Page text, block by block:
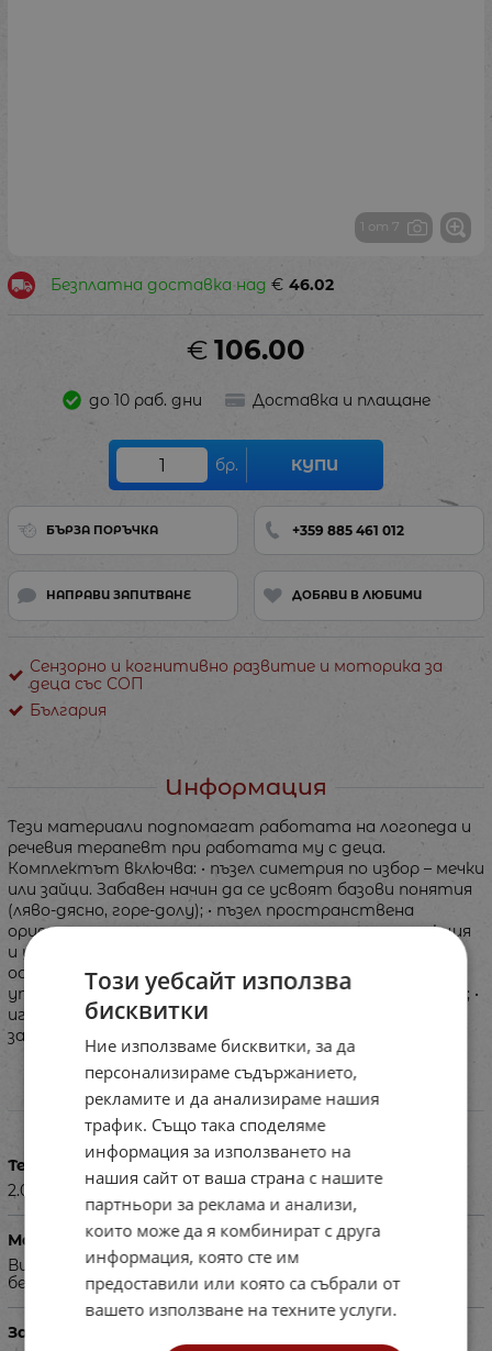
1 от 7
Безплатна доставка над 46.02
€
106.00
€
до 10 раб. дни Доставка и плащане
бр. КУПИ
БЪРЗА ПОРЪЧКА +359 885 461 012
НАПРАВИ ЗАПИТВАНЕ ДОБАВИ В ЛЮБИМИ
Сензорно и когнитивно развитие и моторика за
деца със СОП
България
Информация
Тези материали подпомагат работата на логопеда и
речевия терапевт при работата му с деца.
Комплектът включва: • пъзел симетрия по избор – мечки
или зайци. Забавен начин да се усвоят базови понятия
(ляво-дясно, горе-долу); • пъзел пространствена
ориентация – разполагане на частите по инструкция
и употреба на предлозите; • огледални лабиринти –
основа и една двойка лабиринти по избор за
упражняване на едновременни движения с двете ръце; •
игра „Думички УРА!“ – получаване на нови думи чрез
замяна на буква, работа с карти.
Характеристики
Тегло в кг
2.000
Материал
Висококачествен дървен материал, оцветени с
безвредни лакове и бои
За деца на възраст
Този уебсайт използва
бисквитки
Ние използваме бисквитки, за да
персонализираме съдържанието,
рекламите и да анализираме нашия
трафик. Също така споделяме
информация за използването на
нашия сайт от ваша страна с нашите
партньори за реклама и анализи,
които може да я комбинират с друга
информация, която сте им
предоставили или която са събрали от
вашето използване на техните услуги.